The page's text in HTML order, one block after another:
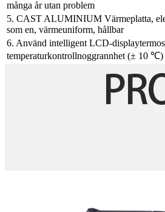
många år utan problem
5. CAST ALUMINIUM Värmeplatta,
som en, värmeuniform, hållbar
6. Använd intelligent LCD-
temperaturkontrollnoggrannhet (± 10 ℃)